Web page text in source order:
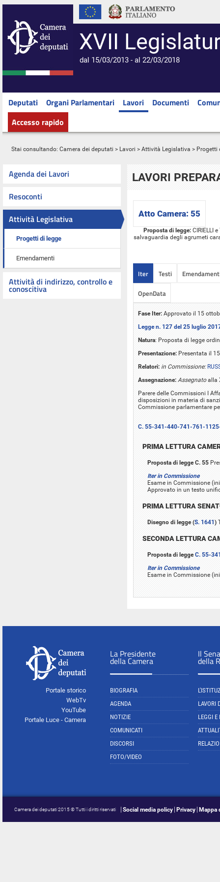
XVII
dal 15/03/2013 - al 22/03/2018
Deputati Organi Parlamentari Lavori Documenti
Accesso rapido
Stai consultando: Camera dei deputati > Lavori > Attività Legislativa > Progetti
Agenda dei Lavori
Resoconti
Attività Legislativa
Progetti di legge
Emendamenti
Attività di indirizzo, controllo e
conoscitiva
LAVORI
Atto Camera: 55
Proposta di legge: CIRIELLI
salvaguardia degli agrumeti
Iter Testi
OpenData
Fase Iter: Approvato il 15
Legge n. 127 del 25 luglio
Natura: Proposta di legge
Presentazione: Presentata il
Relatori: in Commissione:
Assegnazione: Assegnatoalla
Parere delle Commissioni I
disposizioni in materia di
Commissione parlamentare
C. 55-341-440-741-761-
PRIMA LETTURA
Proposta di legge C. 55
Iter in Commissione
Esame in Commissione
Approvato in un testo
PRIMA LETTURA
Disegno di legge (S. 1641)
SECONDA LETTURA
Proposta di leggeC. 55-
Iter in Commissione
Esame in Commissione
Portale storico
WebTv
YouTube
Portale Luce - Camera
La Presidente
della Camera
BIOGRAFIA
AGENDA
NOTIZIE
COMUNICATI
DISCORSI
FOTO/VIDEO
Il
della
LAVORI
LEGGI E
Camera dei deputati 2015 © Tutti i diritti riservati Social media policy Privacy Mappa